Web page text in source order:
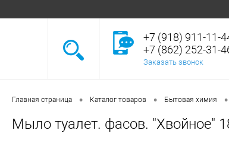
+7 (918) 911-11-
+7 (862) 252-31-
Заказать звонок
Главная страница • Каталог товаров • Бытовая химия •
Мыло туалет. фасов. "Хвойное"